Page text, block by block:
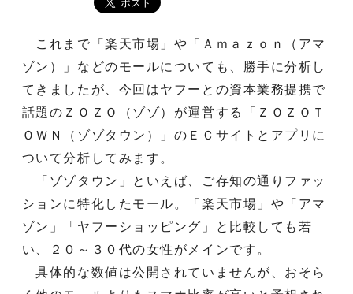
これまで「楽天市場」や「Ａｍａｚｏｎ（アマ
ゾン）」などのモールについても、勝手に分析し
てきましたが、今回はヤフーとの資本業務提携で
話題のＺＯＺＯ（ゾゾ）が運営する「ＺＯＺＯＴ
ＯＷＮ（ゾゾタウン）」のＥＣサイトとアプリに
ついて分析してみます。
「ゾゾタウン」といえば、ご存知の通りファッ
ションに特化したモール。「楽天市場」や「アマ
ゾン」「ヤフーショッピング」と比較しても若
い、２０～３０代の女性がメインです。
具体的な数値は公開されていませんが、おそら